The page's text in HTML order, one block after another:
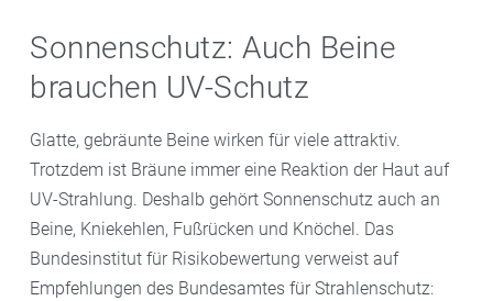
Sonnenschutz: Auch Beine
brauchen UV-Schutz
Glatte, gebräunte Beine wirken für viele attraktiv.
Trotzdem ist Bräune immer eine Reaktion der Haut auf
UV-Strahlung. Deshalb gehört Sonnenschutz auch an
Beine, Kniekehlen, Fußrücken und Knöchel. Das
Bundesinstitut für Risikobewertung verweist auf
Empfehlungen des Bundesamtes für Strahlenschutz: